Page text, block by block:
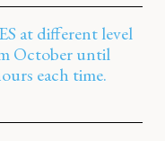
at different level
October until
each time.